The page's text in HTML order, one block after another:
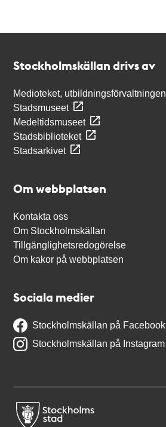
Stockholmskällan drivs av
Medioteket, utbildningsförvaltningen
Stadsmuseet
Medeltidsmuseet
Stadsbiblioteket
Stadsarkivet
Om webbplatsen
Kontakta oss
Om Stockholmskällan
Tillgänglighetsredogörelse
Om kakor på webbplatsen
Sociala medier
Stockholmskällan på Facebook
Stockholmskällan på Instagram